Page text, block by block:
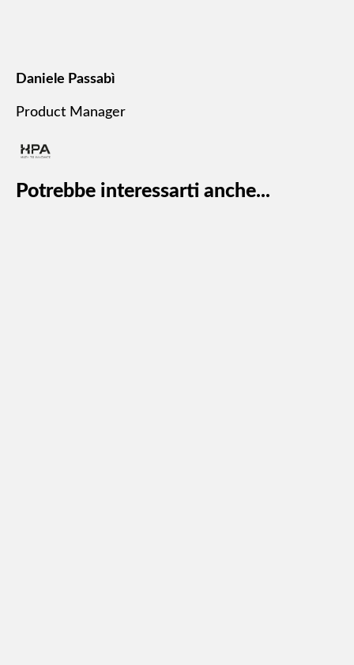
Daniele Passabì
Product Manager
Potrebbe interessarti anche...